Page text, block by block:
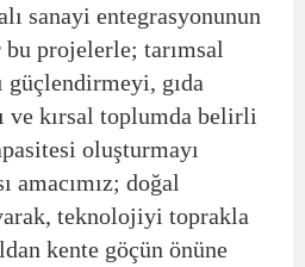
sanayi entegrasyonunun
bu projelerle; tarımsal
güçlendirmeyi, gıda
ve kırsal toplumda belirli
oluşturmayı
amacımız; doğal
teknolojiyi toprakla
kente göçün önüne